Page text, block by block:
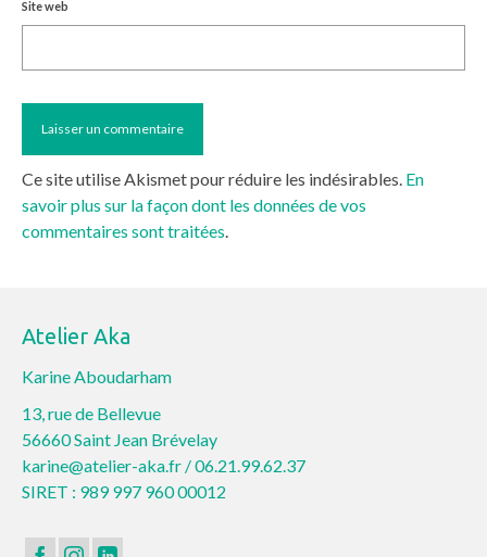
Site web
Ce site utilise Akismet pour réduire les indésirables. En
savoir plus sur la façon dont les données de vos
commentaires sont traitées.
Atelier Aka
Karine Aboudarham
13, rue de Bellevue
56660 Saint Jean Brévelay
karine@atelier-aka.fr /06.21.99.62.37
SIRET : 989 997 960 00012